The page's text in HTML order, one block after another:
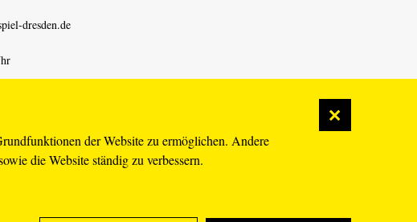
der Website zu ermöglichen. Andere
die Website ständig zu verbessern.
dresden.de